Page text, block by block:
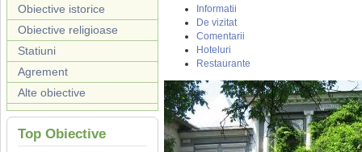
Obiective istorice
Obiective religioase
Statiuni
Agrement
Alte obiective
Top Obiective
Informatii
De vizitat
Comentarii
Hoteluri
Restaurante